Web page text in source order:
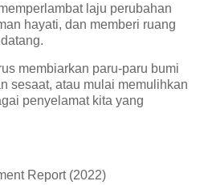
laju perubahan
hayati, dan memberi ruang
membiarkan paru-paru bumi
sesaat, atau mulai memulihkan
penyelamat kita yang
Report (2022)